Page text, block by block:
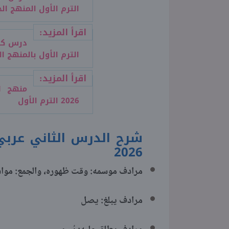
الترم الأول المنهج
اقرأ المزيد:
درس
الترم الأول بالمنهج
اقرأ المزيد:
منهج
2026 الترم الأول
شرح الدرس الثاني
2026
مرادف موسمه: وقت ظهوره، والجمع:
مرادف يبلغ: يصل